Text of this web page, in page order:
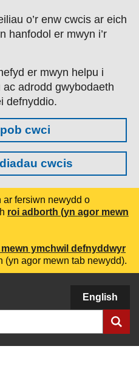
o’r enw cwcis ar eich
hanfodol er mwyn i’r
er mwyn helpu i
ac adrodd gwybodaeth
defnyddio.
cwci
cwcis
ar fersiwn newydd o
roi adborth (yn agor mewn
ymchwil defnyddwyr
agor mewn tab newydd).
English